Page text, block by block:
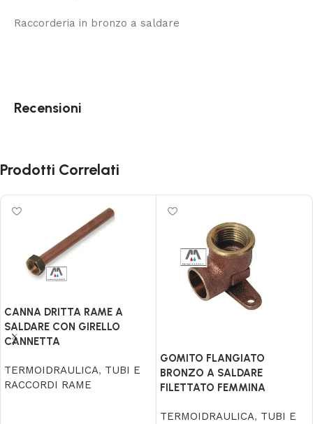
Raccorderia in bronzo a saldare
Recensioni
Prodotti Correlati
CANNA DRITTA RAME A
SALDARE CON GIRELLO
CANNETTA
TERMOIDRAULICA, TUBI E
RACCORDI RAME
GOMITO FLANGIATO
BRONZO A SALDARE
FILETTATO FEMMINA
TERMOIDRAULICA, TUBI E